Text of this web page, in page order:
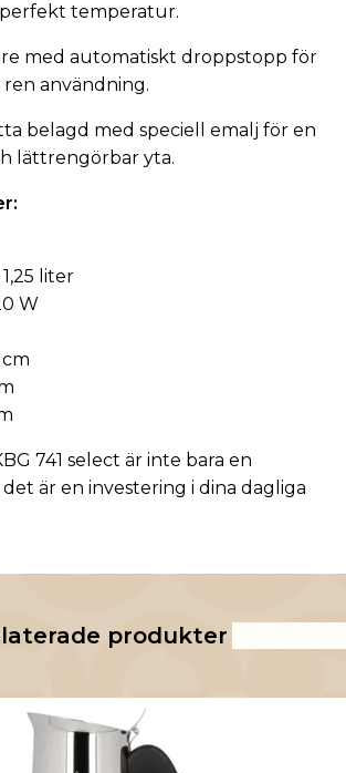
temperatur.
med automatiskt droppstopp för
användning.
belagd med speciell emalj för en
lättrengörbar yta.
liter
W
741 select är inte bara en
är en investering i dina dagliga
produkter